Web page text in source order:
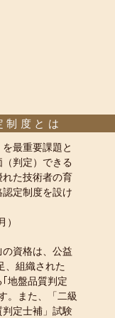
度とは
最重要課題と
判定）できる
た技術者の育
定制度を設け
資格は、公益
、組織された
地盤品質判定
。また、「二級
定士補」試験